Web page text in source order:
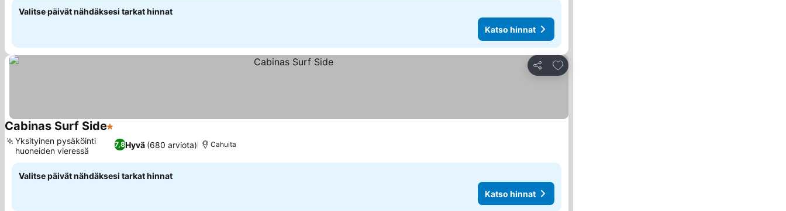
Valitse päivät nähdäksesi tarkat hinnat
Katso hinnat
Jaa
Lisää suosikkeihin
Cabinas Surf Side1 Tähtiluokitus
7,8Hyvä (680 arviota)
Yksityinen pysäköinti
huoneiden vieressä
Cahuita
Valitse päivät nähdäksesi tarkat hinnat
Katso hinnat